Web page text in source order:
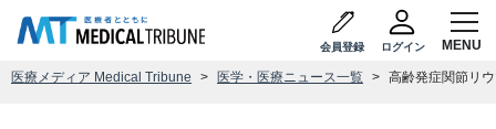
会員登録 ログイン
医療メディア Medical Tribune 医学・医療ニュース一覧 高齢発症関節リ